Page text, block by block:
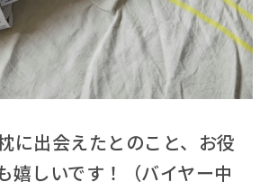
に出会えたとのこと、お役
嬉しいです！（バイヤー中